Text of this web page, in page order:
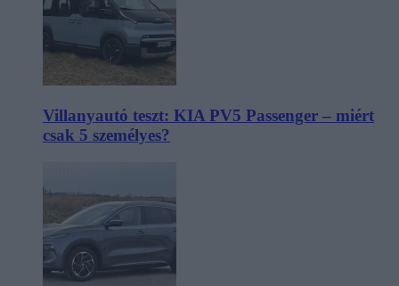
Villanyautó teszt: KIA PV5 Passenger – miért
csak 5 személyes?